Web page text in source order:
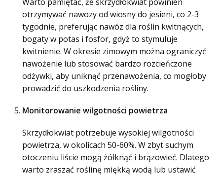
otrzymywać nawozy od wiosny do jesieni, co 2-3
tygodnie, preferując nawóz dla roślin kwitnących,
bogaty w potas i fosfor, gdyż to stymuluje
kwitnienie. W okresie zimowym można ograniczyć
nawożenie lub stosować bardzo rozcieńczone
odżywki, aby uniknąć przenawożenia, co mogłoby
prowadzić do uszkodzenia rośliny.
Monitorowanie wilgotności powietrza
Skrzydłokwiat potrzebuje wysokiej wilgotności
powietrza, w okolicach 50-60%. W zbyt suchym
otoczeniu liście mogą żółknąć i brązowieć. Dlatego
warto zraszać roślinę miękką wodą lub ustawić